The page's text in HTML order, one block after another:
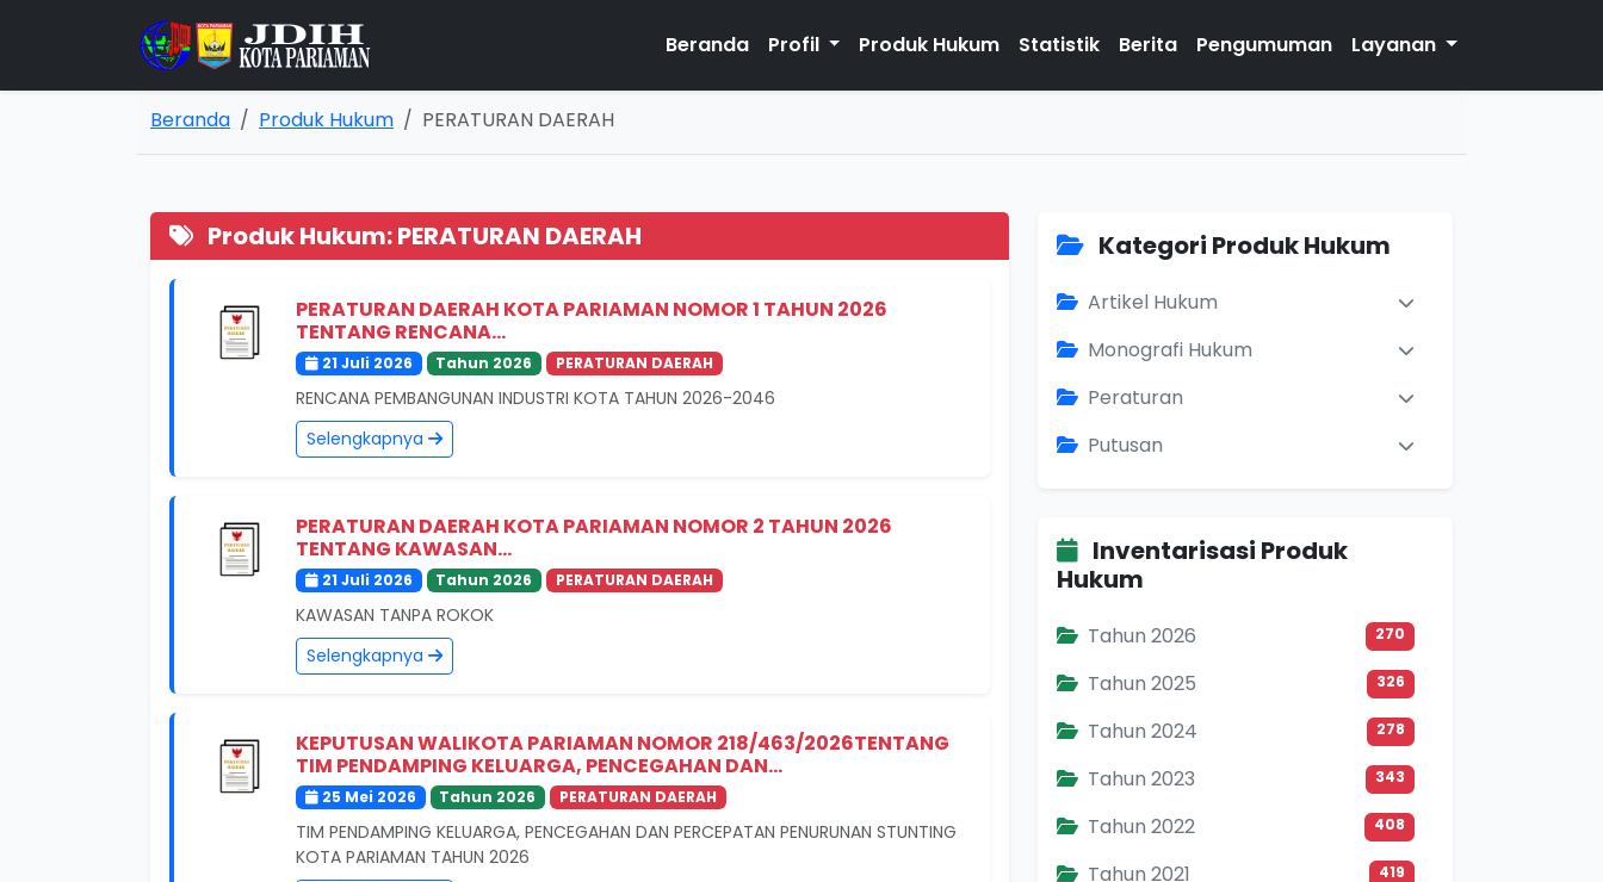
Beranda Profil Produk Hukum Statistik Berita Pengumuman Layanan
Beranda Produk Hukum PERATURAN DAERAH
Produk Hukum: PERATURAN DAERAH
PERATURAN DAERAH KOTA PARIAMAN NOMOR 1 TAHUN 2026
TENTANG RENCANA...
21 Juli 2026 Tahun 2026 PERATURAN DAERAH
RENCANA PEMBANGUNAN INDUSTRI KOTA TAHUN 2026-2046
Selengkapnya
PERATURAN DAERAH KOTA PARIAMAN NOMOR 2 TAHUN 2026
TENTANG KAWASAN...
21 Juli 2026 Tahun 2026 PERATURAN DAERAH
KAWASAN TANPA ROKOK
Selengkapnya
KEPUTUSAN WALIKOTA PARIAMAN NOMOR 218/463/2026TENTANG
TIM PENDAMPING KELUARGA, PENCEGAHAN DAN...
25 Mei 2026 Tahun 2026 PERATURAN DAERAH
TIM PENDAMPING KELUARGA, PENCEGAHAN DAN PERCEPATAN PENURUNAN STUNTING
KOTA PARIAMAN TAHUN 2026
Kategori Produk Hukum
Artikel Hukum
Monografi Hukum
Peraturan
Putusan
Inventarisasi Produk
Hukum
Tahun 2026 270
Tahun 2025 326
Tahun 2024 278
Tahun 2023 343
Tahun 2022 408
Tahun 2021 419